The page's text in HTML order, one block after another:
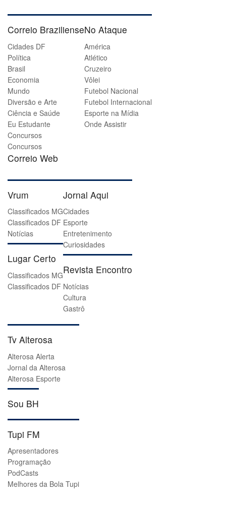
Correio Braziliense
Cidades DF
Política
Brasil
Economia
Mundo
Diversão e Arte
Ciência e Saúde
Eu Estudante
Concursos
Concursos
Correio Web
No Ataque
América
Atlético
Cruzeiro
Vôlei
Futebol Nacional
Futebol Internacional
Esporte na Mídia
Onde Assistir
Vrum
Classificados MG
Classificados DF
Notícias
Lugar Certo
Classificados MG
Classificados DF
Jornal Aqui
Cidades
Esporte
Entretenimento
Curiosidades
Revista Encontro
Notícias
Cultura
Gastrô
Tv Alterosa
Alterosa Alerta
Jornal da Alterosa
Alterosa Esporte
Sou BH
Tupi FM
Apresentadores
Programação
PodCasts
Melhores da Bola Tupi